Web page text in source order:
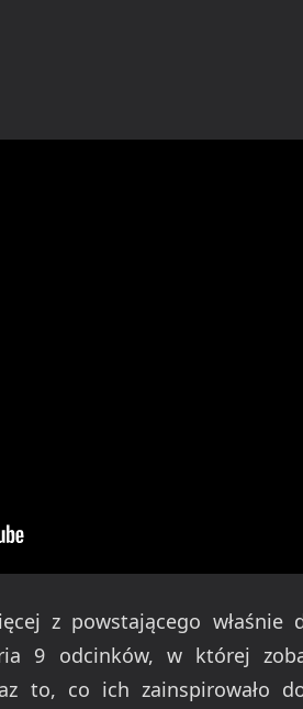
z powstającego właśnie
9 odcinków, w której
to, co ich zainspirowało